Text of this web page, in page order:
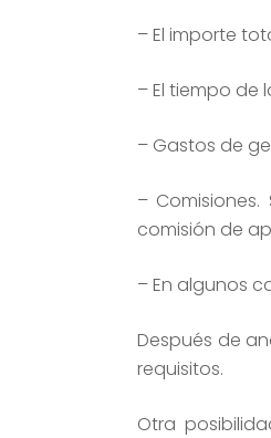
– El importe
– El tiempo de
– Gastos de
–
comisión de
– En algunos
Después de
requisitos.
Otra